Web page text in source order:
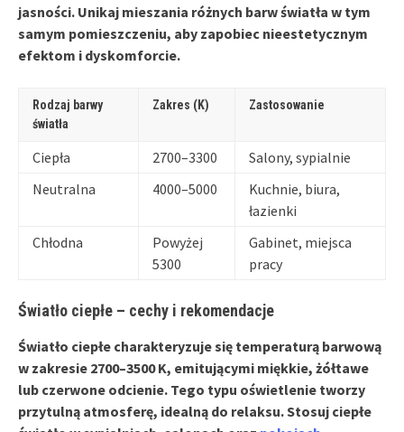
jasności. Unikaj mieszania różnych barw światła w tym
samym pomieszczeniu, aby zapobiec nieestetycznym
efektom i dyskomforcie.
Rodzaj barwy
światła
Zakres (K) Zastosowanie
Ciepła 2700–3300
Salony, sypialnie
Neutralna
4000–5000
Kuchnie, biura,
łazienki
Chłodna
Powyżej
5300
Gabinet, miejsca
pracy
Światło ciepłe – cechy i rekomendacje
Światło ciepłe charakteryzuje się temperaturą barwową
w zakresie 2700–3500 K, emitującymi miękkie, żółtawe
lub czerwone odcienie. Tego typu oświetlenie tworzy
przytulną atmosferę, idealną do relaksu. Stosuj ciepłe